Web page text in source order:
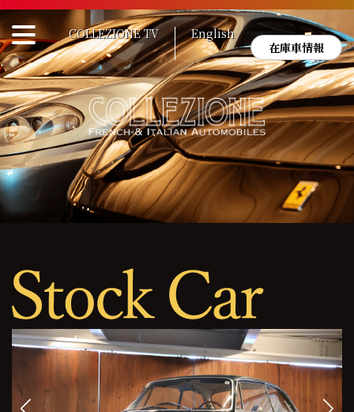
Skip
to
content
COLLEZIONE TV
English
在庫車情報